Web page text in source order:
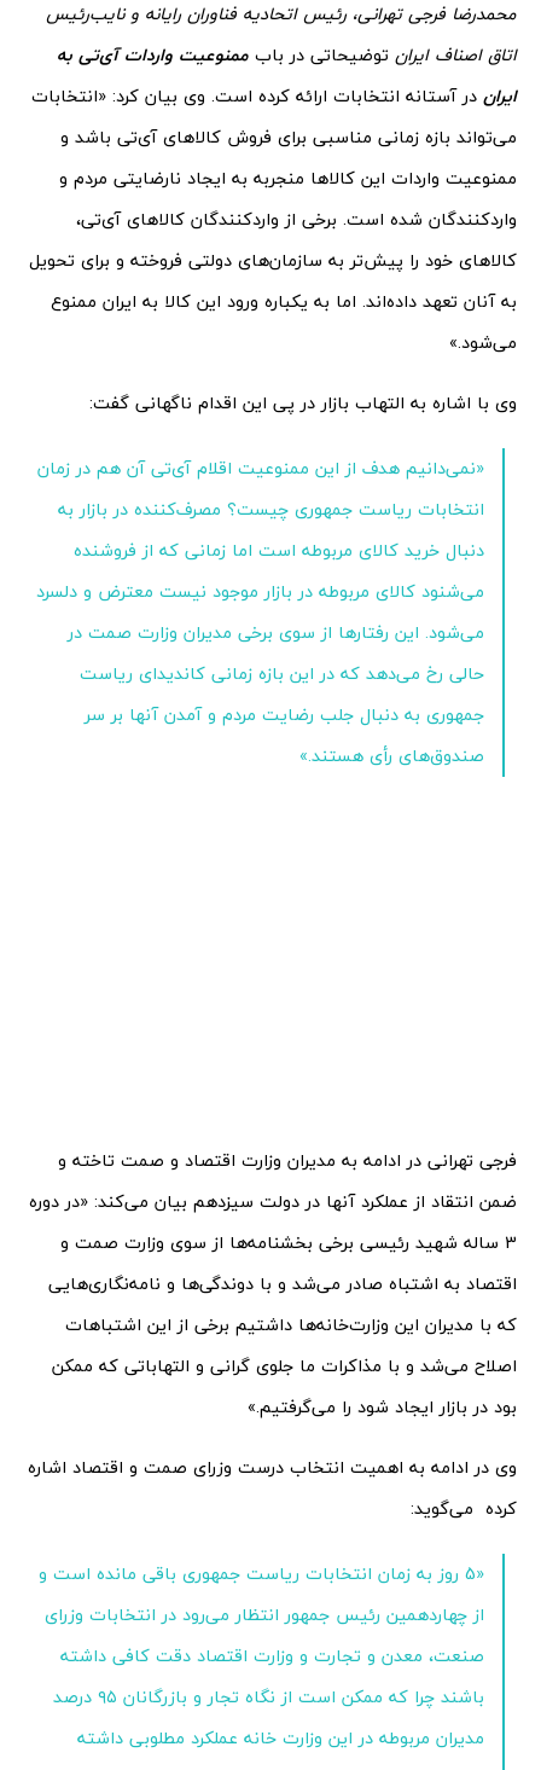
محمدرضا فرجی تهرانی، رئیس اتحادیه فناوران رایانه و نایب‌رئیس
اتاق اصناف ایران توضیحاتی در باب ممنوعیت واردات آی‌تی به
ایران در آستانه انتخابات ارائه کرده است. وی بیان کرد: «انتخابات
می‌تواند بازه زمانی مناسبی برای فروش کالاهای آی‌تی باشد و
ممنوعیت واردات این کالاها منجربه به ایجاد نارضایتی مردم و
واردکنندگان شده است. برخی از واردکنندگان کالاهای آی‌تی،
کالاهای خود را پیش‌تر به سازمان‌های دولتی فروخته و برای تحویل
به آنان تعهد داده‌اند. اما به یکباره ورود این کالا به ایران ممنوع
می‌شود.»
وی با اشاره به التهاب بازار در پی این اقدام ناگهانی گفت:
«نمی‌دانیم هدف از این ممنوعیت اقلام آی‌تی آن هم در زمان
انتخابات ریاست جمهوری چیست؟ مصرف‌کننده در بازار به
دنبال خرید کالای مربوطه است اما زمانی که از فروشنده
می‌شنود کالای مربوطه در بازار موجود نیست معترض و دلسرد
می‌شود. این رفتارها از سوی برخی مدیران وزارت صمت در
حالی رخ می‌دهد که در این بازه زمانی کاندیدای ریاست
جمهوری به دنبال جلب رضایت مردم و آمدن آنها بر سر
صندوق‌های رأی هستند.»
فرجی تهرانی در ادامه به مدیران وزارت اقتصاد و صمت تاخته و
ضمن انتقاد از عملکرد آنها در دولت سیزدهم بیان می‌کند: «در دوره
3 ساله شهید رئیسی برخی بخشنامه‌ها از سوی وزارت صمت و
اقتصاد به اشتباه صادر می‌شد و با دوندگی‌ها و نامه‌نگاری‌هایی
که با مدیران این وزارت‌خانه‌ها داشتیم برخی از این اشتباهات
اصلاح می‌شد و با مذاکرات ما جلوی گرانی و التهاباتی که ممکن
بود در بازار ایجاد شود را می‌گرفتیم.»
وی در ادامه به اهمیت انتخاب درست وزرای صمت و اقتصاد اشاره
کرده می‌گوید:
«5 روز به زمان انتخابات ریاست جمهوری باقی مانده است و
از چهاردهمین رئیس جمهور انتظار می‌رود در انتخابات وزرای
صنعت، معدن و تجارت و وزارت اقتصاد دقت کافی داشته
باشند چرا که ممکن است از نگاه تجار و بازرگانان ۹۵ درصد
مدیران مربوطه در این وزارت خانه عملکرد مطلوبی داشته